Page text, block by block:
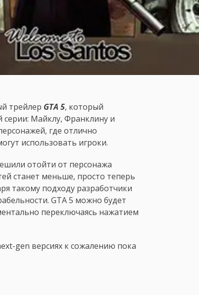
трейлер GTA 5, который
Майклу, Франклину и
где отлично
использовать игроки.
отойти от персонажа
станет меньше, просто теперь
такому подходу разработчики
GTA 5 можно будет
переключаясь нажатием
gen версиях к сожалению пока